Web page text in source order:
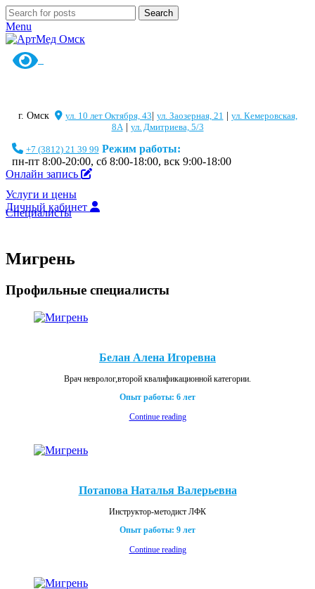
Search
Menu
г. Омск ул. 10 лет Октября, 43 ул. Заозерная, 21
ул. Кемеровская,
8А| ул. Дмитриева, 5/3
+7 (3812) 21 39 99 Режим работы:
пн-пт 8:00-20:00, сб 8:00-18:00, вск 9:00-18:00
Онлайн запись
Услуги и цены
Личный кабинет
Специалисты
Мигрень
Профильные специалисты
Белан Алена Игоревна
Врач невролог,второй квалификационной категории.
Опыт работы: 6 лет
Continue reading
Потапова Наталья Валерьевна
Инструктор-методист ЛФК
Опыт работы: 9 лет
Continue reading